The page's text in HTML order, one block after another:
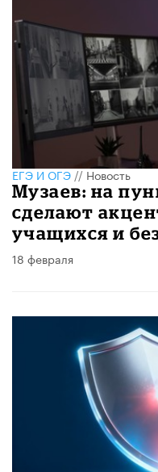
ЕГЭ И ОГЭ//Новость
Музаев: на
сделают
учащихся и
18 февраля